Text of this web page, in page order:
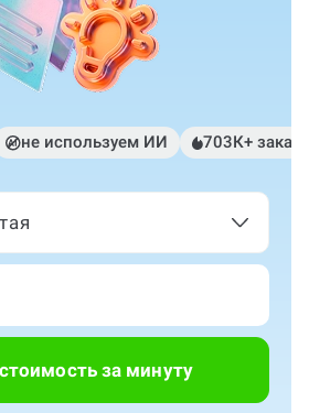
не используем ИИ 703К+
за минуту